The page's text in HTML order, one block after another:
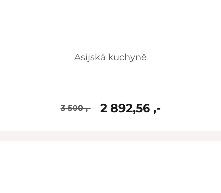
Asijská kuchyně
3 500 ,- 2 892,56 ,-